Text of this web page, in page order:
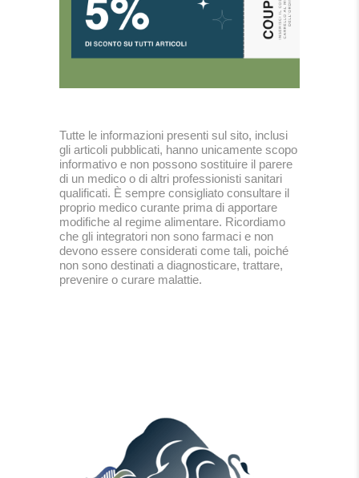
Tutte le informazioni presenti sul sito, inclusi
gli articoli pubblicati, hanno unicamente scopo
informativo e non possono sostituire il parere
di un medico o di altri professionisti sanitari
qualificati. È sempre consigliato consultare il
proprio medico curante prima di apportare
modifiche al regime alimentare. Ricordiamo
che gli integratori non sono farmaci e non
devono essere considerati come tali, poiché
non sono destinati a diagnosticare, trattare,
prevenire o curare malattie.